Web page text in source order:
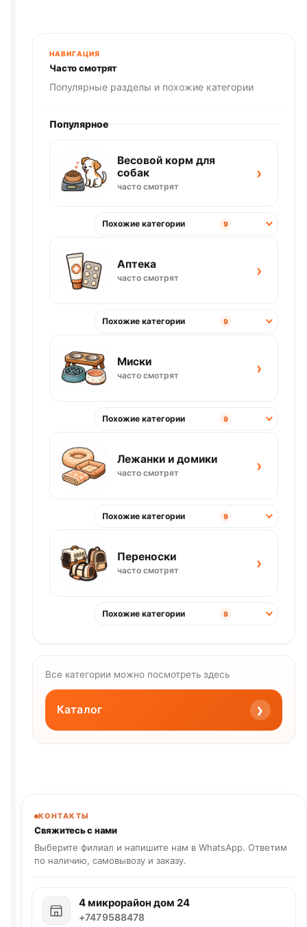
НАВИГАЦИЯ
Часто смотрят
Популярные разделы и похожие категории
Популярное
Весовой корм для
собак
часто смотрят
›
Похожие категории 9
Аптека
часто смотрят ›
Похожие категории 9
Миски
часто смотрят ›
Похожие категории 9
Лежанки и домики
часто смотрят ›
Похожие категории 9
Переноски
часто смотрят ›
Похожие категории 9
Все категории можно посмотреть здесь
Каталог ›
КОНТАКТЫ
Свяжитесь с нами
Выберите филиал и напишите нам в WhatsApp. Ответим
по наличию, самовывозу и заказу.
4 микрорайон дом 24
+7479588478